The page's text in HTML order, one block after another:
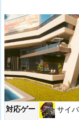
対応ゲー
サイ